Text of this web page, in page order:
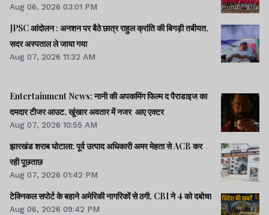
Aug 06, 2026 03:01 PM
JPSC आंदोलन : अनशन पर बैठे छात्र राहुल क्रांति की बिगड़ी तबीयत,
सदर अस्पताल ले जाया गया
Aug 07, 2026 11:32 AM
Entertainment News: नानी की अपकमिंग फिल्म द पैराडाइज का
दमदार टीजर आउट, खूंखार अवतार में नजर आए एक्टर
Aug 07, 2026 10:55 AM
झारखंड शराब घोटाला: पूर्व उत्पाद अधिकारी अमर मेहता से ACB कर
रही पूछताछ
Aug 07, 2026 01:42 PM
टेक्निकल सपोर्ट के बहाने अमेरिकी नागरिकों से ठगी, CBI ने 4 को दबोचा
Aug 06, 2026 09:42 PM